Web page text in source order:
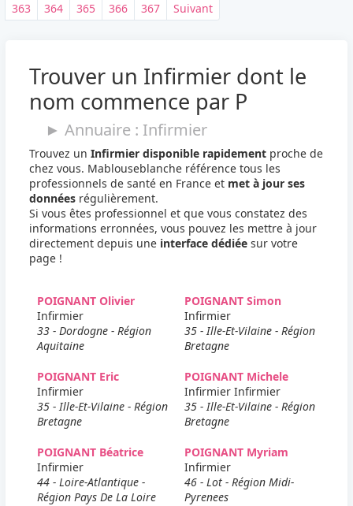
363
364 365 366 367 Suivant
Trouver un Infirmier dont le
nom commence par P
► Annuaire : Infirmier
Trouvez unInfirmier disponible rapidement proche de
chez vous. Mablouseblanche référence tous les
professionnels de santé en France et met à jour ses
données régulièrement.
Si vous êtes professionnel et que vous constatez des
informations erronnées, vous pouvez les mettre à jour
directement depuis une interface dédiée sur votre
page !
POIGNANT Olivier
Infirmier
33 - Dordogne - Région
Aquitaine
POIGNANT Simon
Infirmier
35 - Ille-Et-Vilaine - Région
Bretagne
POIGNANT Eric
Infirmier
35 - Ille-Et-Vilaine - Région
Bretagne
POIGNANT Michele
Infirmier Infirmier
35 - Ille-Et-Vilaine - Région
Bretagne
POIGNANT Béatrice
Infirmier
44 - Loire-Atlantique -
Région Pays De La Loire
POIGNANT Myriam
Infirmier
46 - Lot - Région Midi-
Pyrenees